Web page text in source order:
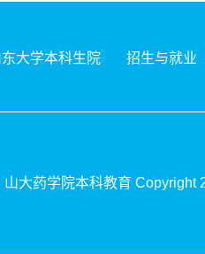
东大学本科生院 招生与就业
山大药学院本科教育 Copyright